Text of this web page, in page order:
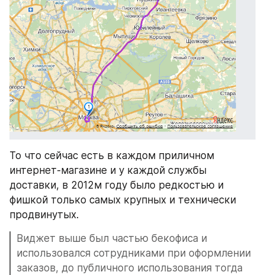
То что сейчас есть в каждом приличном
интернет-магазине и у каждой службы
доставки, в 2012м году было редкостью и
фишкой только самых крупных и технически
продвинутых.
Виджет выше был частью бекофиса и
использовался сотрудниками при оформлении
заказов, до публичного использования тогда